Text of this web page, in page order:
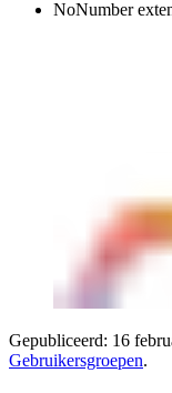
NoNumber
Gepubliceerd: 16
Gebruikersgroepen.